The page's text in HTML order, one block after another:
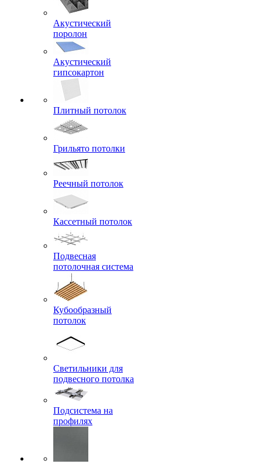
Акустический
поролон
Акустический
гипсокартон
Плитный потолок
Грильято потолки
Реечный потолок
Кассетный потолок
Подвесная
потолочная система
Кубообразный
потолок
Светильники для
подвесного потолка
Подсистема на
профилях